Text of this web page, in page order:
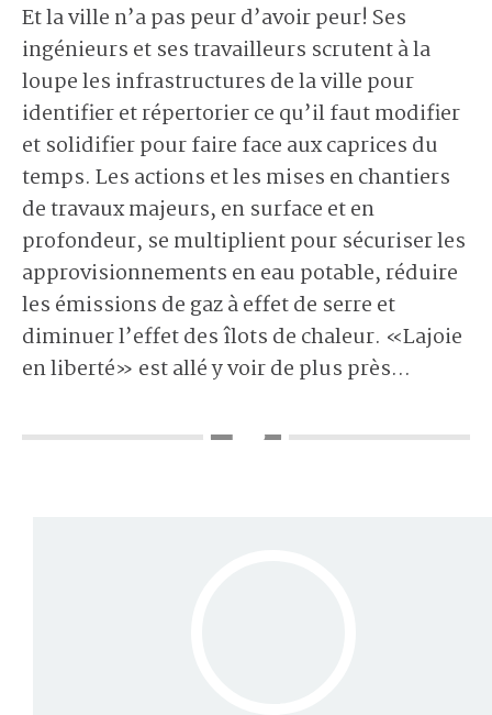
Et la ville n’a pas peur d’avoir peur! Ses
ingénieurs et ses travailleurs scrutent à la
loupe les infrastructures de la ville pour
identifier et répertorier ce qu’il faut modifier
et solidifier pour faire face aux caprices du
temps. Les actions et les mises en chantiers
de travaux majeurs, en surface et en
profondeur, se multiplient pour sécuriser les
approvisionnements en eau potable, réduire
les émissions de gaz à effet de serre et
diminuer l’effet des îlots de chaleur. «Lajoie
en liberté» est allé y voir de plus près...